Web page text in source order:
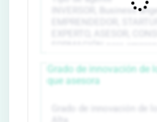
Grado de innovación de
que asesora